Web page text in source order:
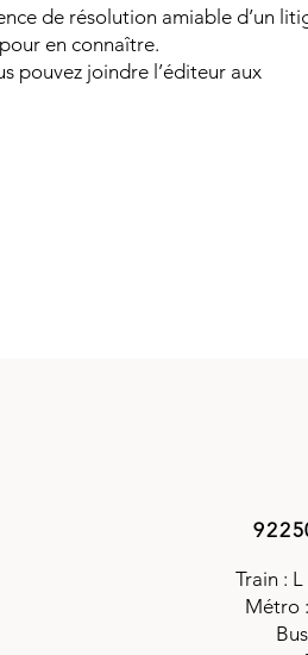
de résolution amiable d’un
en connaître.
pouvez joindre l’éditeur aux
Train :
Métro